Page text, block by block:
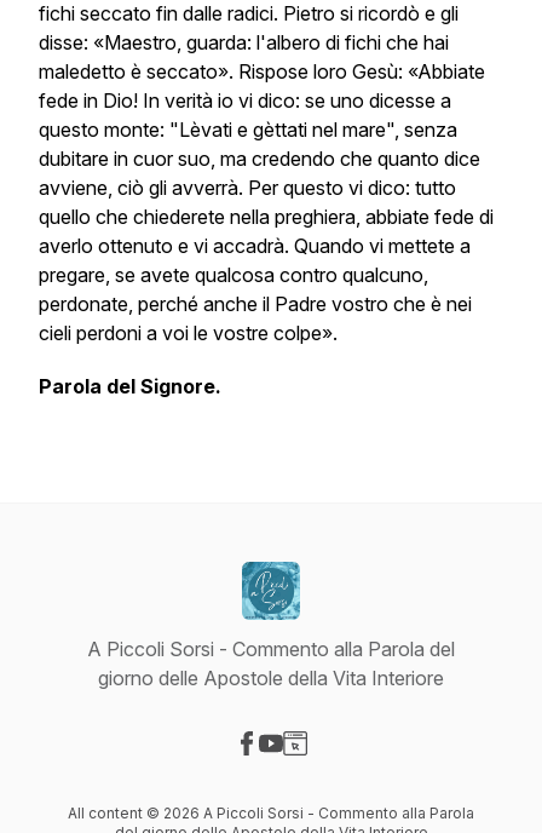
fichi seccato fin dalle radici. Pietro si ricordò e gli
disse: «Maestro, guarda: l'albero di fichi che hai
maledetto è seccato». Rispose loro Gesù: «Abbiate
fede in Dio! In verità io vi dico: se uno dicesse a
questo monte: "Lèvati e gèttati nel mare", senza
dubitare in cuor suo, ma credendo che quanto dice
avviene, ciò gli avverrà. Per questo vi dico: tutto
quello che chiederete nella preghiera, abbiate fede di
averlo ottenuto e vi accadrà. Quando vi mettete a
pregare, se avete qualcosa contro qualcuno,
perdonate, perché anche il Padre vostro che è nei
cieli perdoni a voi le vostre colpe».
Parola del Signore.
A Piccoli Sorsi - Commento alla Parola del
giorno delle Apostole della Vita Interiore
All content © 2026 A Piccoli Sorsi - Commento alla Parola